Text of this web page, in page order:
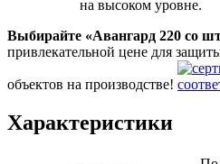
на высоком уровне.
Выбирайте «Авангард 220 со
привлекательной цене для
объектов на производстве!
Характеристики